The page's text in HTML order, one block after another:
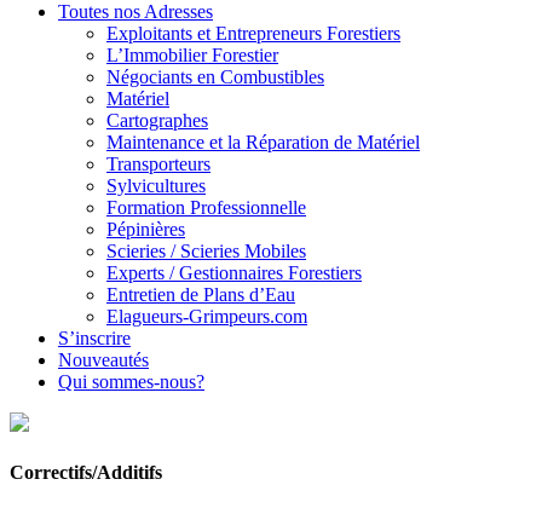
Toutes nos Adresses
Exploitants et Entrepreneurs Forestiers
L’Immobilier Forestier
Négociants en Combustibles
Matériel
Cartographes
Maintenance et la Réparation de Matériel
Transporteurs
Sylvicultures
Formation Professionnelle
Pépinières
Scieries / Scieries Mobiles
Experts / Gestionnaires Forestiers
Entretien de Plans d’Eau
Elagueurs-Grimpeurs.com
S’inscrire
Nouveautés
Qui sommes-nous?
Correctifs/Additifs